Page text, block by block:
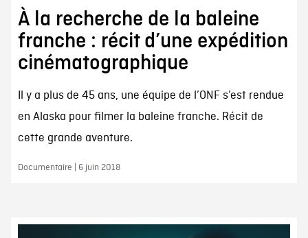
À la recherche de la baleine
franche : récit d’une expédition
cinématographique
Il y a plus de 45 ans, une équipe de l’ONF s’est rendue
en Alaska pour filmer la baleine franche. Récit de
cette grande aventure.
Documentaire | 6 juin 2018